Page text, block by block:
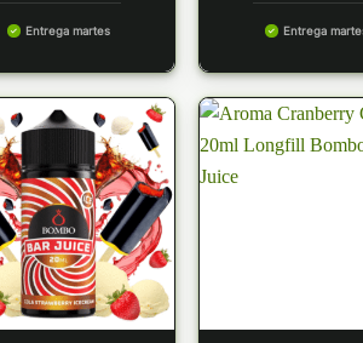
Entrega martes Entrega